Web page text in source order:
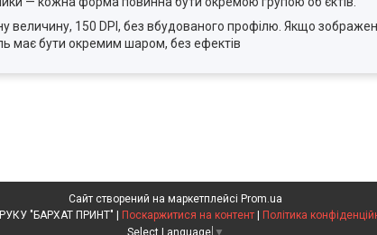
величину, 150 DPI, без вбудованого профілю. Якщо
має бути окремим шаром, без ефектів
Сайт створений на маркетплейсі Prom.ua
Поскаржитися на контент
Політика
Select Language ▼